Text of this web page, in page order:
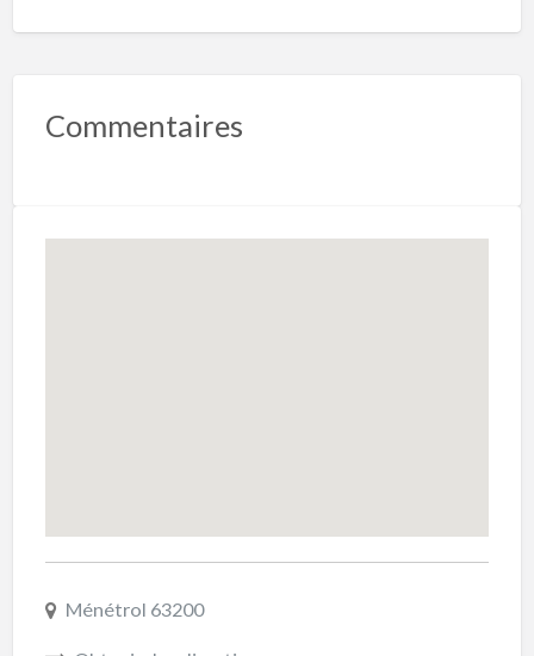
Commentaires
Ménétrol 63200